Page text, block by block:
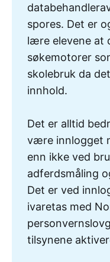
spores. Det er
lære elevene at
søkemotorer
skolebruk da
innhold.
Det er alltid
være innlogget
enn ikke ved
adferdsmåling
Det er ved
ivaretas med
tilsynene